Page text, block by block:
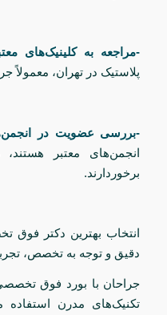
-مراجعه به کلینیک‌های
پلاستیک در تهران، معمولاً
-بررسی عضویت در
انجمن‌های معتبر هستند،
برخوردارند.
انتخاب بهترین دکتر فوق
دقیق و توجه به تخصص،
جراحان با بورد فوق
تکنیک‌های مدرن استفاده